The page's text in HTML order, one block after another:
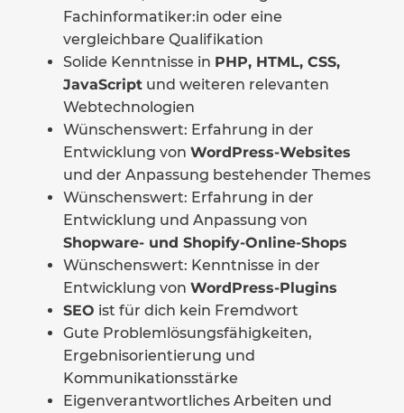
Fachinformatiker:in oder eine
vergleichbare Qualifikation
Solide Kenntnisse in PHP, HTML, CSS,
JavaScript und weiteren relevanten
Webtechnologien
Wünschenswert: Erfahrung in der
Entwicklung von WordPress-Websites
und der Anpassung bestehender Themes
Wünschenswert: Erfahrung in der
Entwicklung und Anpassung von
Shopware- und Shopify-Online-Shops
Wünschenswert: Kenntnisse in der
Entwicklung von WordPress-Plugins
SEO ist für dich kein Fremdwort
Gute Problemlösungsfähigkeiten,
Ergebnisorientierung und
Kommunikationsstärke
Eigenverantwortliches Arbeiten und